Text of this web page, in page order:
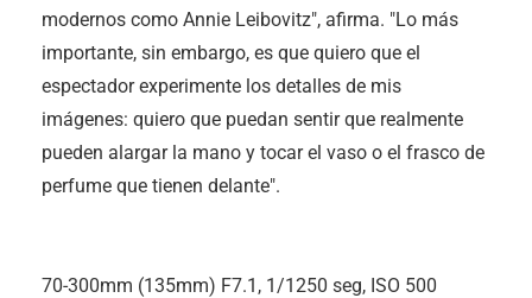
modernos como Annie Leibovitz", afirma. "Lo más
importante, sin embargo, es que quiero que el
espectador experimente los detalles de mis
imágenes: quiero que puedan sentir que realmente
pueden alargar la mano y tocar el vaso o el frasco de
perfume que tienen delante".
70-300mm (135mm) F7.1, 1/1250 seg, ISO 500